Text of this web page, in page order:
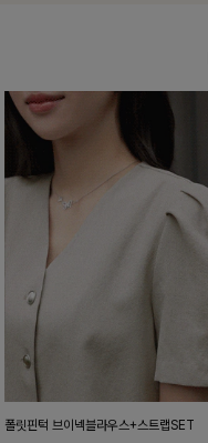
폴릿핀턱 브이넥블라우스+스트랩SET